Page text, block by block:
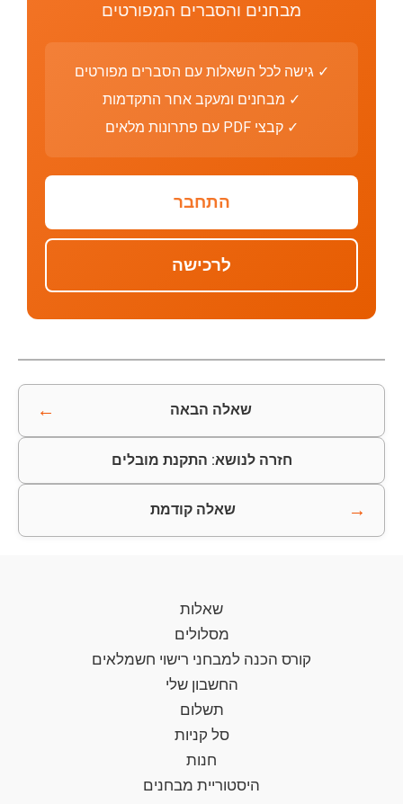
מבחנים והסברים המפורטים
✓ גישה לכל השאלות עם הסברים מפורטים
✓ מבחנים ומעקב אחר התקדמות
✓ קבצי PDF עם פתרונות מלאים
התחבר
לרכישה
שאלה הבאה ←
חזרה לנושא: התקנת מובלים
→ שאלה קודמת
שאלות
מסלולים
קורס הכנה למבחני רישוי חשמלאים
החשבון שלי
תשלום
סל קניות
חנות
היסטוריית מבחנים